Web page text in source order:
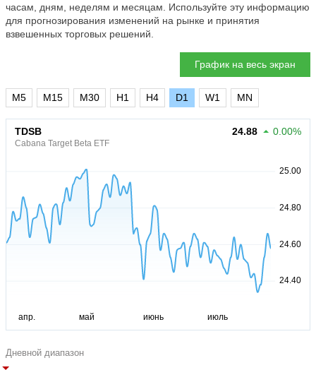
часам, дням, неделям и месяцам. Используйте эту информацию
для прогнозирования изменений на рынке и принятия
взвешенных торговых решений.
График на весь экран
M5 M15 M30 H1 H4 D1 W1 MN
TDSB
Cabana Target Beta ETF
24.88 0.00%
Дневной диапазон